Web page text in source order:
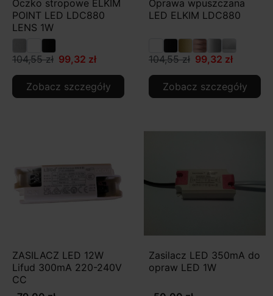
Oczko stropowe ELKIM
POINT LED LDC880
LENS 1W
104,55 zł 99,32 zł
Zobacz szczegóły
Oprawa wpuszczana
LED ELKIM LDC880
104,55 zł 99,32 zł
Zobacz szczegóły
ZASILACZ LED 12W
Lifud 300mA 220-240V
CC
Zasilacz LED 350mA do
opraw LED 1W